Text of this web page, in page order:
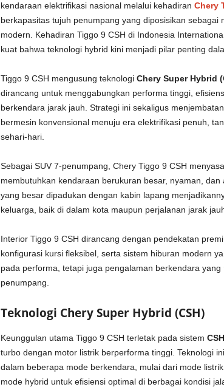
kendaraan elektrifikasi nasional melalui kehadiran Chery
berkapasitas tujuh penumpang yang diposisikan sebagai
modern. Kehadiran Tiggo 9 CSH di Indonesia
kuat bahwa teknologi hybrid kini menjadi pilar penting
Tiggo 9 CSH mengusung teknologi Chery Super Hybrid
dirancang untuk menggabungkan performa tinggi,
berkendara jarak jauh. Strategi ini sekaligus
bermesin konvensional menuju era elektrifikasi penuh,
sehari-hari.
Sebagai SUV 7-penumpang, Chery Tiggo 9 CSH
membutuhkan kendaraan berukuran besar, nyaman,
yang besar dipadukan dengan kabin lapang
keluarga, baik di dalam kota maupun perjalanan jarak
Interior Tiggo 9 CSH dirancang dengan pendekatan
konfigurasi kursi fleksibel, serta sistem hiburan modern
pada performa, tetapi juga pengalaman berkendara
penumpang.
Teknologi Chery Super Hybrid (CSH)
Keunggulan utama Tiggo 9 CSH terletak pada sistem CSH
turbo dengan motor listrik berperforma tinggi. Teknologi
dalam beberapa mode berkendara, mulai dari mode
mode hybrid untuk efisiensi optimal di berbagai kondisi